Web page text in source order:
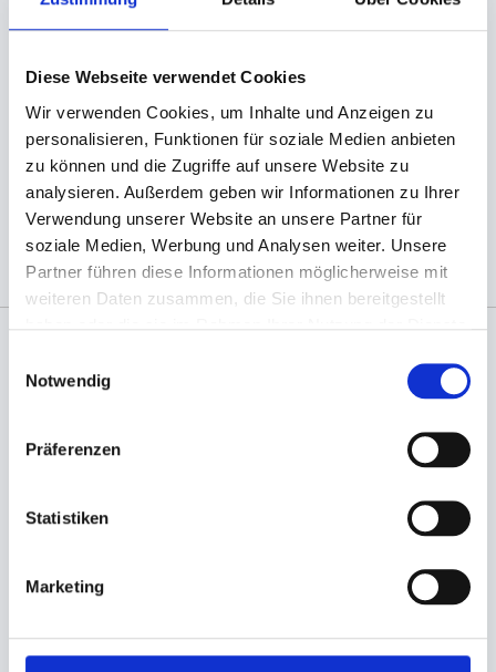
Diese Webseite verwendet Cookies
Wir verwenden Cookies, um Inhalte und Anzeigen zu
personalisieren, Funktionen für soziale Medien anbieten
zu können und die Zugriffe auf unsere Website zu
analysieren. Außerdem geben wir Informationen zu Ihrer
Verwendung unserer Website an unsere Partner für
soziale Medien, Werbung und Analysen weiter. Unsere
Partner führen diese Informationen möglicherweise mit
weiteren Daten zusammen, die Sie ihnen bereitgestellt
Notwendig
Präferenzen
Statistiken
Marketing
weiteren Größen lieferbar!
ist bereits ab einer Menge von ca. 5000 St.
möglich. Fragen Sie gerne nach, E-Mail genügt!
(Abb. evtl. ähnlich, ggf. ohne Dekoration)
Angaben zur Informationspflichten der GPSR
Produktsicherheitsverordnung:
packpack.de GmbH, Am
Sie könnten auch an folgenden Artikeln